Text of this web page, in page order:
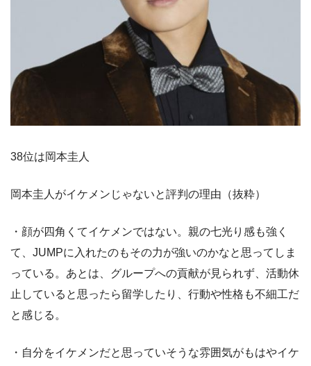
38位は岡本圭人
岡本圭人がイケメンじゃないと評判の理由（抜粋）
・顔が四角くてイケメンではない。親の七光り感も強く
て、JUMPに入れたのもその力が強いのかなと思ってしま
っている。あとは、グループへの貢献が見られず、活動休
止していると思ったら留学したり、行動や性格も不細工だ
と感じる。
・自分をイケメンだと思っていそうな雰囲気がもはやイケ